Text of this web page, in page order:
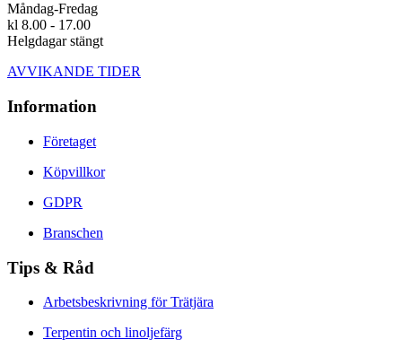
Måndag-Fredag
kl 8.00 - 17.00
Helgdagar stängt
AVVIKANDE TIDER
Information
Företaget
Köpvillkor
GDPR
Branschen
Tips & Råd
Arbetsbeskrivning för Trätjära
Terpentin och linoljefärg